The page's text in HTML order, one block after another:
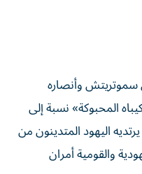
سموتريتش وأنصاره
المحبوكة» نسبة إلى
اليهود المتدينون من
والقومية أمران